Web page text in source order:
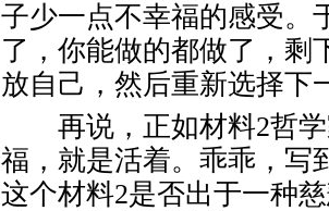
子少一点不幸福的感受。
了，你能做的都做了，剩
放自己，然后重新选择下
再说，正如材料2哲
福，就是活着。乖乖，写
这个材料2是否出于一种